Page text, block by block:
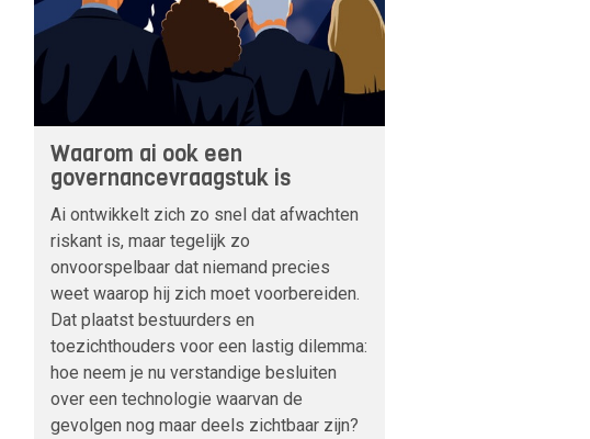
Waarom ai ook een
governancevraagstuk is
Ai ontwikkelt zich zo snel dat afwachten
riskant is, maar tegelijk zo
onvoorspelbaar dat niemand precies
weet waarop hij zich moet voorbereiden.
Dat plaatst bestuurders en
toezichthouders voor een lastig dilemma:
hoe neem je nu verstandige besluiten
over een technologie waarvan de
gevolgen nog maar deels zichtbaar zijn?